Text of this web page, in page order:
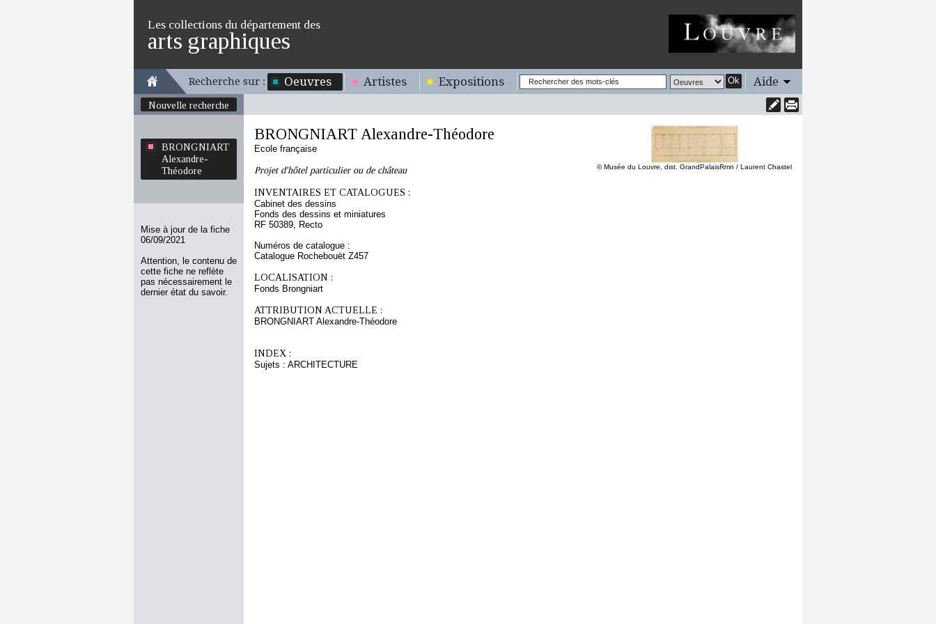
Les collections du département des
arts graphiques
Recherche sur : Oeuvres Artistes Expositions Ok Aide
Nouvelle recherche
BRONGNIART
Alexandre-
Théodore
Mise à jour de la fiche
06/09/2021
Attention, le contenu de
cette fiche ne reflète
pas nécessairement le
dernier état du savoir.
© Musée du Louvre, dist. GrandPalaisRmn / Laurent Chastel
BRONGNIART Alexandre-Théodore
Ecole française
Projet d'hôtel particulier ou de château
INVENTAIRES ET CATALOGUES :
Cabinet des dessins
Fonds des dessins et miniatures
RF 50389, Recto
Numéros de catalogue :
Catalogue Rochebouët Z457
LOCALISATION :
Fonds Brongniart
ATTRIBUTION ACTUELLE :
BRONGNIART Alexandre-Théodore
INDEX :
Sujets : ARCHITECTURE